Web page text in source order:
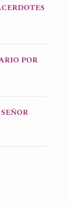
POR